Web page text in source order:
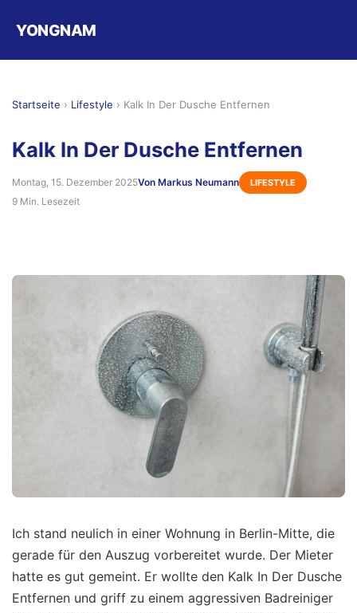
YONGNAM
Startseite › Lifestyle › Kalk In Der Dusche Entfernen
Kalk In Der Dusche Entfernen
Montag, 15. Dezember 2025Von Markus Neumann LIFESTYLE
9 Min. Lesezeit
Ich stand neulich in einer Wohnung in Berlin-Mitte, die
gerade für den Auszug vorbereitet wurde. Der Mieter
hatte es gut gemeint. Er wollte den Kalk In Der Dusche
Entfernen und griff zu einem aggressiven Badreiniger